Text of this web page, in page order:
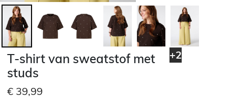
+2
T-shirt van sweatstof met
studs
€ 39,99